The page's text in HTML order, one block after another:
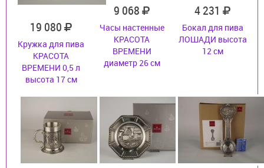
19 080
Кружка для пива
КРАСОТА
ВРЕМЕНИ 0,5 л
высота 17 см
9 068
Часы настенные
КРАСОТА
ВРЕМЕНИ
диаметр 26 см
4 231
Бокал для пива
ЛОШАДИ высота
12 см